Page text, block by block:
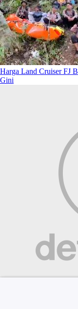
Harga Land Cruiser FJ
Gini